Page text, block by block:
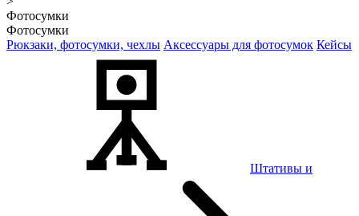
Фотосумки
Фотосумки
Рюкзаки, фотосумки, чехлы Аксессуары для фотосумок Кейсы
Штативы и